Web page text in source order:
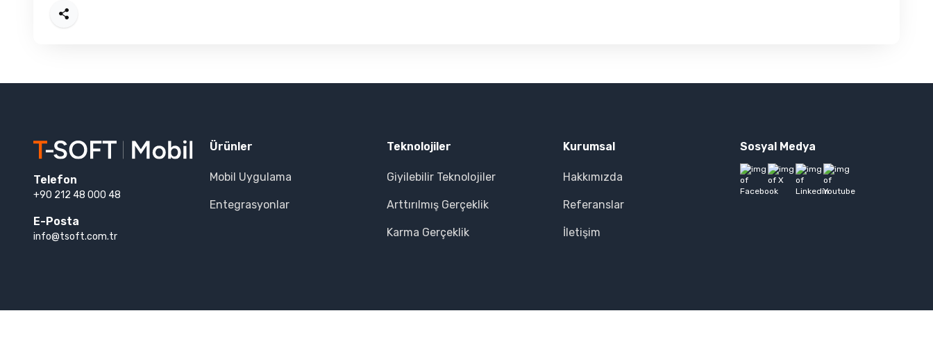
Paylaş
Telefon
+90 212 48 000 48
E-Posta
info@tsoft.com.tr
Ürünler
Mobil Uygulama
Entegrasyonlar
Teknolojiler
Giyilebilir Teknolojiler
Arttırılmış Gerçeklik
Karma Gerçeklik
Kurumsal
Hakkımızda
Referanslar
İletişim
Sosyal Medya